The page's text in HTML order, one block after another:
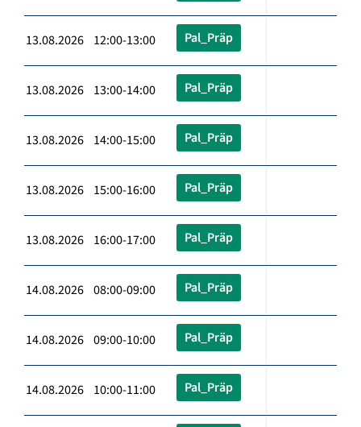
13.08.2026 12:00-13:00 Pal_Präp
13.08.2026 13:00-14:00 Pal_Präp
13.08.2026 14:00-15:00 Pal_Präp
13.08.2026 15:00-16:00 Pal_Präp
13.08.2026 16:00-17:00 Pal_Präp
14.08.2026 08:00-09:00 Pal_Präp
14.08.2026 09:00-10:00 Pal_Präp
14.08.2026 10:00-11:00 Pal_Präp